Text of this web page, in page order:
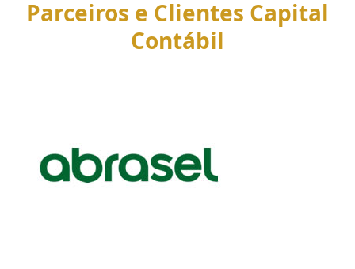
Parceiros e Clientes Capital
Contábil
right